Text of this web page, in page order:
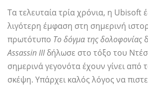
Τα τελευταία τρία χρόνια, η Ubisoft
λιγότερη έμφαση στη σημερινή
πρωτότυπο Το δόγμα της δολοφονίας
Assassin IIIδήλωσε στο τόξο του
σημερινά γεγονότα έχουν γίνει από
σκέψη. Υπάρχει καλός λόγος να